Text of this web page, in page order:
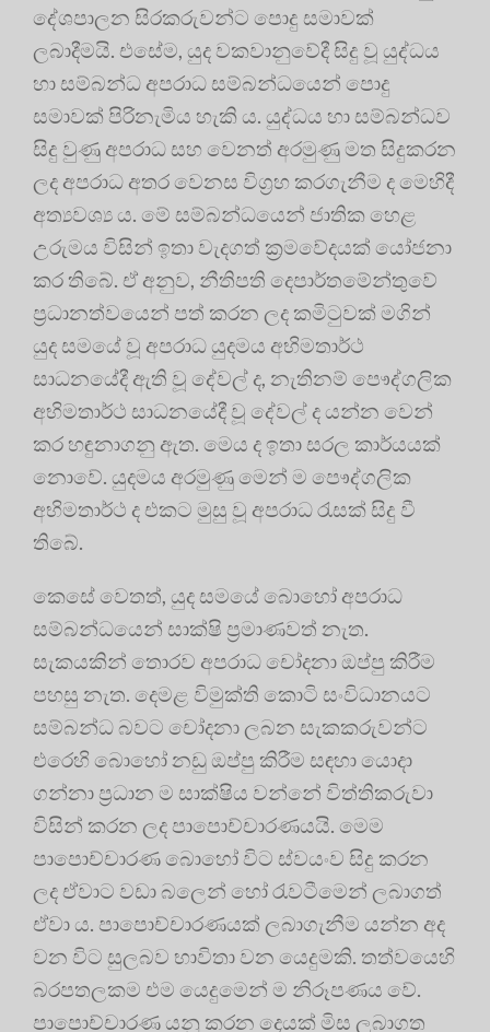
දේශපාලන සිරකරුවන්ට පොදු සමාවක්
ලබාදීමයි. එසේම, යුද වකවානුවේදී සිදු වූ යුද්ධය
හා සම්බන්ධ අපරාධ සම්බන්ධයෙන් පොදු
සමාවක් පිරිනැමිය හැකි ය. යුද්ධය හා සම්බන්ධව
සිදු වුණු අපරාධ සහ වෙනත් අරමුණු මත සිදුකරන
ලද අපරාධ අතර වෙනස විග්‍ර‍හ කරගැනීම ද මෙහිදී
අත්‍යවශ්‍ය ය. මේ සම්බන්ධයෙන් ජාතික හෙළ
උරුමය විසින් ඉතා වැදගත් ක්‍ර‍මවේදයක් යෝජනා
කර තිබේ. ඒ අනුව, නීතිපති දෙපාර්තමේන්තුවේ
ප්‍ර‍ධානත්වයෙන් පත් කරන ලද කමිටුවක් මගින්
යුද සමයේ වූ අපරාධ යුදමය අභිමතාර්ථ
සාධනයේදී ඇති වූ දේවල් ද, නැතිනම් පෞද්ගලික
අභිමතාර්ථ සාධනයේදී වූ දේවල් ද යන්න වෙන්
කර හඳුනාගනු ඇත. මෙය ද ඉතා සරල කාර්යයක්
නොවේ. යුදමය අරමුණු මෙන් ම පෞද්ගලික
අභිමතාර්ථ ද එකට මුසු වූ අපරාධ රැසක් සිදු වී
තිබේ.
කෙසේ වෙතත්, යුද සමයේ බොහෝ අපරාධ
සම්බන්ධයෙන් සාක්ෂි ප්‍ර‍මාණවත් නැත.
සැකයකින් තොරව අපරාධ චෝදනා ඔප්පු කිරීම
පහසු නැත. දෙමළ විමුක්ති කොටි සංවිධානයට
සම්බන්ධ බවට චෝදනා ලබන සැකකරුවන්ට
එරෙහි බොහෝ නඩු ඔප්පු කිරීම සඳහා යොදා
ගන්නා ප්‍ර‍ධාන ම සාක්ෂිය වන්නේ විත්තිකරුවා
විසින් කරන ලද පාපොච්චාරණයයි. මෙම
පාපොච්චාරණ බොහෝ විට ස්වයංව සිදු කරන
ලද ඒවාට වඩා බලෙන් හෝ රැවටීමෙන් ලබාගත්
ඒවා ය. පාපොච්චාරණයක් ලබාගැනීම යන්න අද
වන විට සුලබව භාවිතා වන යෙදුමකි. තත්වයෙහි
බරපතලකම එම යෙදුමෙන් ම නිරූපණය වේ.
පාපොච්චාරණ යනු කරන දෙයක් මිස ලබාගත